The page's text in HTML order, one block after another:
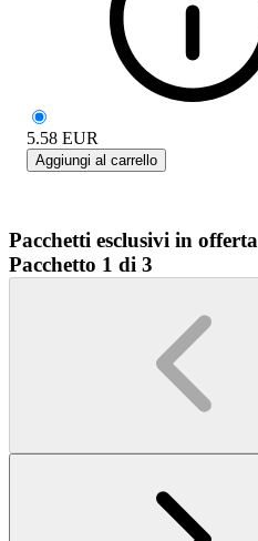
5.58 EUR
Aggiungi al carrello
Pacchetti esclusivi in offerta
Pacchetto 1 di 3